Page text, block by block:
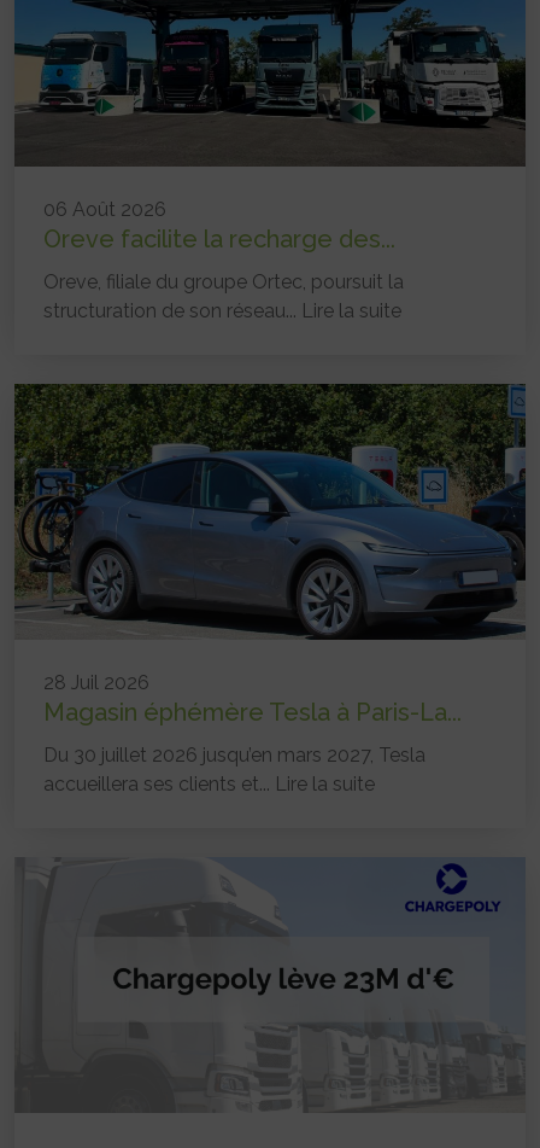
06 Août 2026
Oreve facilite la recharge des...
Oreve, filiale du groupe Ortec, poursuit la
structuration de son réseau... Lire la suite
28 Juil 2026
Magasin éphémère Tesla à Paris-La...
Du 30 juillet 2026 jusqu’en mars 2027, Tesla
accueillera ses clients et... Lire la suite